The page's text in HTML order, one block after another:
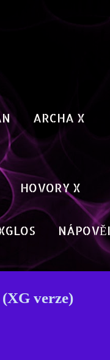
ARCHA X
HOVORY X
verze)